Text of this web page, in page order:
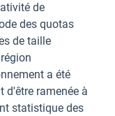
de
des quotas
de taille
a été
d'être ramenée à
statistique des